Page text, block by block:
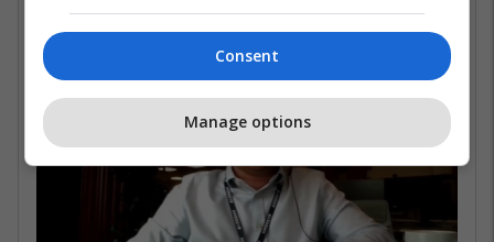
Në çfarë kushtesh mund të
rihapet Ngushtica e Hormuzit?
Consent
Manage options